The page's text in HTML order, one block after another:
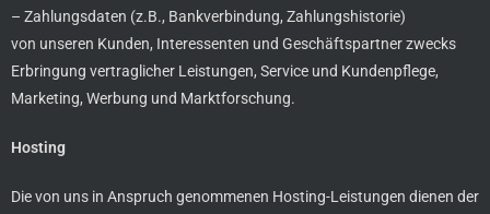
– Zahlungsdaten (z.B., Bankverbindung, Zahlungshistorie)
von unseren Kunden, Interessenten und Geschäftspartner zwecks
Erbringung vertraglicher Leistungen, Service und Kundenpflege,
Marketing, Werbung und Marktforschung.
Hosting
Die von uns in Anspruch genommenen Hosting-Leistungen dienen der